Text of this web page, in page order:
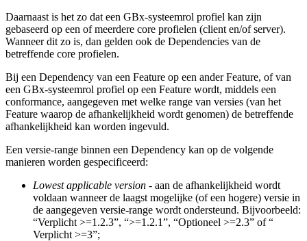
Daarnaast is het zo dat een GBx-systeemrol profiel kan zijn
gebaseerd op een of meerdere core profielen (client en/of server).
Wanneer dit zo is, dan gelden ook de Dependencies van de
betreffende core profielen.
Bij een Dependency van een Feature op een ander Feature, of van
een GBx-systeemrol profiel op een Feature wordt, middels een
conformance, aangegeven met welke range van versies (van het
Feature waarop de afhankelijkheid wordt genomen) de betreffende
afhankelijkheid kan worden ingevuld.
Een versie-range binnen een Dependency kan op de volgende
manieren worden gespecificeerd:
Lowest applicable version - aan de afhankelijkheid wordt
voldaan wanneer de laagst mogelijke (of een hogere) versie in
de aangegeven versie-range wordt ondersteund. Bijvoorbeeld:
“Verplicht >=1.2.3”, “>=1.2.1”, “Optioneel >=2.3” of “
Verplicht >=3”;